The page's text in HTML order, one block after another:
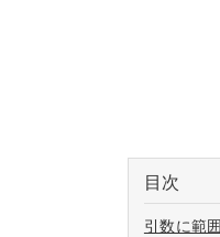
目次
引数に範